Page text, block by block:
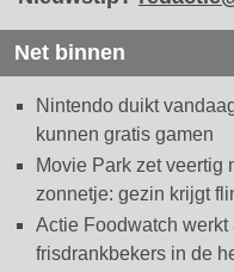
Net binnen
Nintendo duikt
kunnen gratis gamen
Movie Park zet veertig
zonnetje: gezin krijgt
Actie Foodwatch
frisdrankbekers in de